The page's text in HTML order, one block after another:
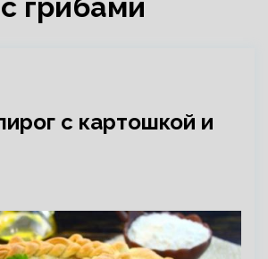
грибами
с картошкой и